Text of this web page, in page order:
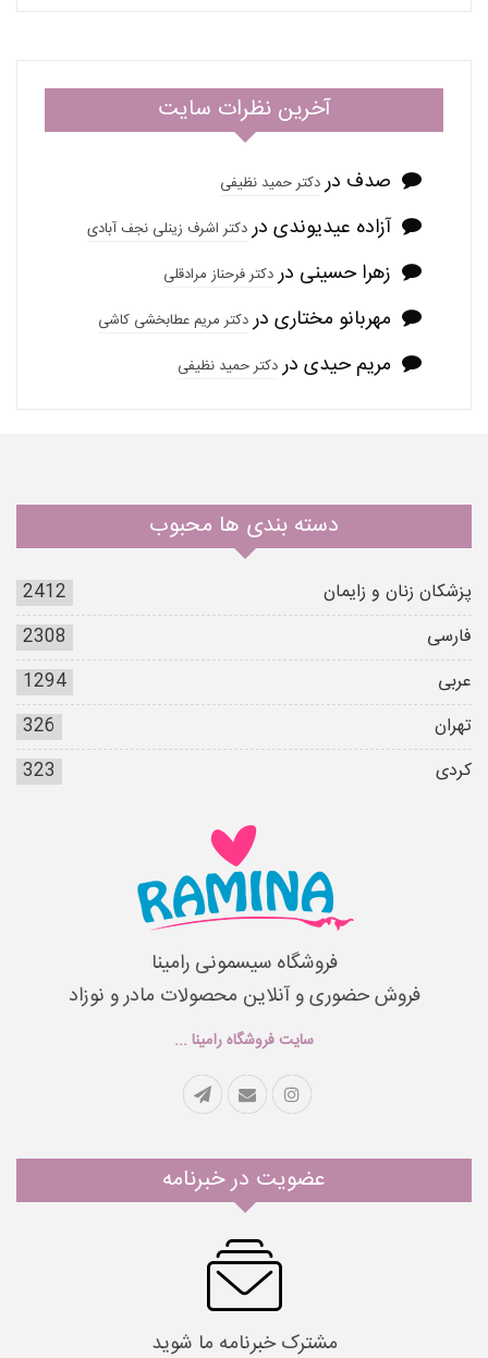
آخرین نظرات سایت
صدف دردکتر حمید نظیفی
آزاده عیدیوندی دردکتر اشرف زینلی نجف آبادی
زهرا حسینی دردکتر فرحناز مرادقلی
مهربانو مختاری دردکتر مریم عطابخشی کاشی
مریم حیدی دردکتر حمید نظیفی
دسته بندی ها محبوب
پزشکان زنان و زایمان
2412
فارسی
2308
عربی
1294
تهران
326
کردی
323
فروشگاه سیسمونی رامینا
فروش حضوری و آنلاین محصولات مادر و نوزاد
سایت فروشگاه رامینا ...
عضویت در خبرنامه
مشترک خبرنامه ما شوید